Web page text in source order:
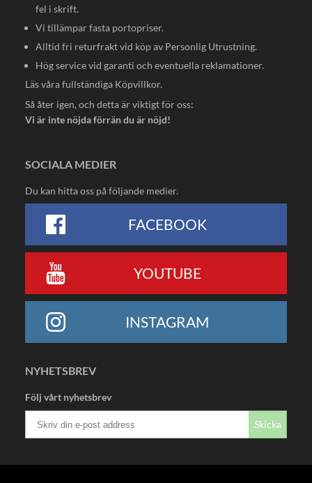
fel i skrift.
Vi tillämpar fasta portopriser.
Alltid fri returfrakt vid köp av Personlig Utrustning.
Hög service vid garanti och eventuella reklamationer.
Läs våra fullständiga Köpvillkor.
Så åter igen, och detta är viktigt för oss:
Vi är inte nöjda förrän du är nöjd!
SOCIALA MEDIER
Du kan hitta oss på följande medier.
FACEBOOK
YOUTUBE
INSTAGRAM
NYHETSBREV
Följ vårt nyhetsbrev
Skicka